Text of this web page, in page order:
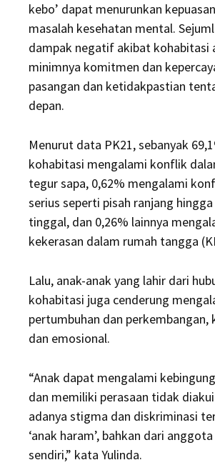
kebo’ dapat menurunkan
masalah kesehatan mental.
dampak negatif akibat kohabitasi
minimnya komitmen dan
pasangan dan ketidakpastian
depan.
Menurut data PK21, sebanyak
kohabitasi mengalami konflik
tegur sapa, 0,62% mengalami
serius seperti pisah ranjang
tinggal, dan 0,26% lainnya
kekerasan dalam rumah tangga
Lalu, anak-anak yang lahir dari
kohabitasi juga cenderung
pertumbuhan dan perkembangan,
dan emosional.
“Anak dapat mengalami
dan memiliki perasaan tidak
adanya stigma dan diskriminasi
‘anak haram’, bahkan dari
sendiri,” kata Yulinda.